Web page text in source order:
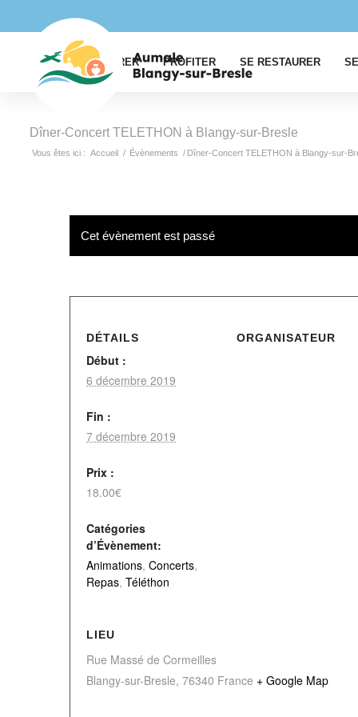
EXPLORER PROFITER SE RESTAURER
Dîner-Concert TELETHON à Blangy-sur-Bresle
Vous êtes ici : Accueil / Évènements / Dîner-Concert TELETHON à Blangy-sur-
Cet évènement est passé
DÉTAILS
Début :
6 décembre 2019
Fin :
7 décembre 2019
Prix :
18.00€
Catégories
d’Évènement:
Animations, Concerts,
Repas, Téléthon
ORGANISATEUR
LIEU
Rue Massé de Cormeilles
Blangy-sur-Bresle, 76340 France + Google Map